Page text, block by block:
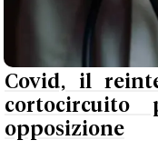
Covid, il
opposizione